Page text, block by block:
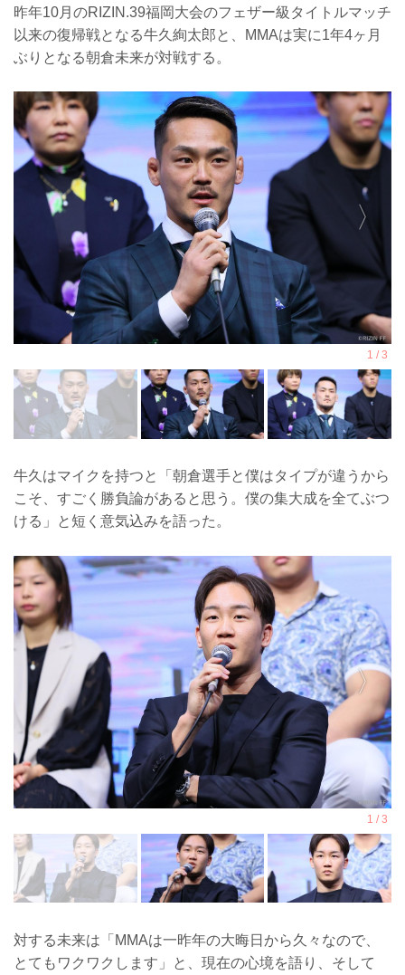
昨年10月のRIZIN.39福岡大会のフェザー級タイトルマッチ
以来の復帰戦となる牛久絢太郎と、MMAは実に1年4ヶ月
ぶりとなる朝倉未来が対戦する。
牛久はマイクを持つと「朝倉選手と僕はタイプが違うから
こそ、すごく勝負論があると思う。僕の集大成を全てぶつ
ける」と短く意気込みを語った。
対する未来は「MMAは一昨年の大晦日から久々なので、
とてもワクワクします」と、現在の心境を語り、そして